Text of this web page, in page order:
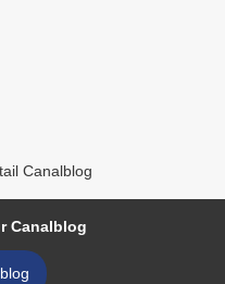
Canalblog
Canalblog